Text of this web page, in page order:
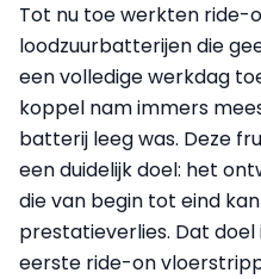
Tot nu toe werkten ride-
loodzuurbatterijen die
een volledige werkdag
koppel nam immers
batterij leeg was. Deze
een duidelijk doel: het
die van begin tot eind
prestatieverlies. Dat
eerste ride-on